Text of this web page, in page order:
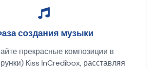
создания музыки
прекрасные композиции в
Kiss InCredibox, расставляя